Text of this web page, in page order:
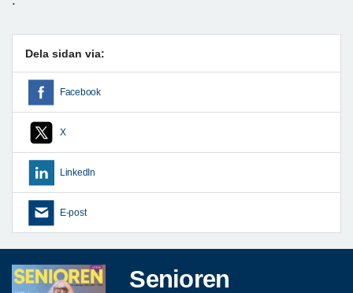
Dela sidan via:
Facebook
X
LinkedIn
E-post
Senioren